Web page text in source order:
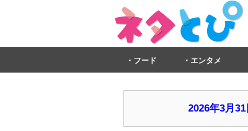
フード エンタメ
2026年3月